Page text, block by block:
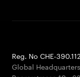
Reg. No CHE-
Global